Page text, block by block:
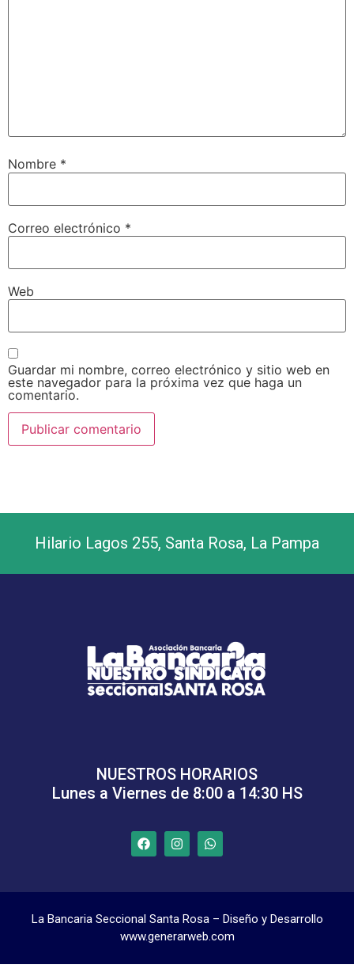
Nombre *
Correo electrónico *
Web
Guardar mi nombre, correo electrónico y sitio web en
este navegador para la próxima vez que haga un
comentario.
Hilario Lagos 255, Santa Rosa, La Pampa
NUESTROS HORARIOS
Lunes a Viernes de 8:00 a 14:30 HS
La Bancaria Seccional Santa Rosa – Diseño y Desarrollo
www.generarweb.com